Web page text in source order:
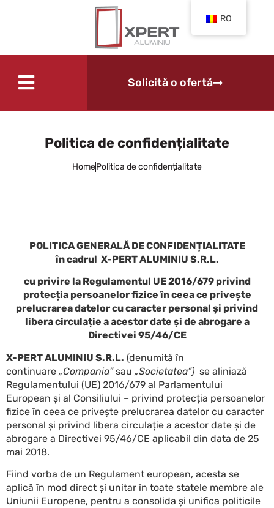
Solicită o ofertă
Politica de confidențialitate
HomePolitica de confidențialitate
POLITICA GENERALĂ DE CONFIDENȚIALITATE
în cadrul X-PERT ALUMINIU S.R.L.
cu privire la Regulamentul UE 2016/679 privind
protecția persoanelor fizice în ceea ce privește
prelucrarea datelor cu caracter personal și privind
libera circulație a acestor date și de abrogare a
Directivei 95/46/CE
X-PERT ALUMINIU S.R.L. (denumită în
continuare „Compania”sau „Societatea”) se aliniază
Regulamentului (UE) 2016/679 al Parlamentului
European și al Consiliului – privind protecția persoanelor
fizice în ceea ce privește prelucrarea datelor cu caracter
personal și privind libera circulație a acestor date și de
abrogare a Directivei 95/46/CE aplicabil din data de 25
mai 2018.
Fiind vorba de un Regulament european, acesta se
aplică în mod direct și unitar în toate statele membre ale
Uniunii Europene, pentru a consolida și unifica politicile
RO